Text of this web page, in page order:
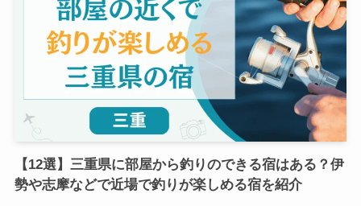
【12選】三重県に部屋から釣りのできる宿はある？伊
勢や志摩などで近場で釣りが楽しめる宿を紹介